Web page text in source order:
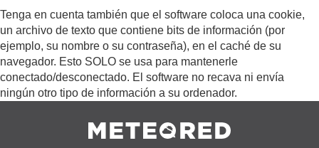
Tenga en cuenta también que el software coloca una cookie,
un archivo de texto que contiene bits de información (por
ejemplo, su nombre o su contraseña), en el caché de su
navegador. Esto SOLO se usa para mantenerle
conectado/desconectado. El software no recava ni envía
ningún otro tipo de información a su ordenador.